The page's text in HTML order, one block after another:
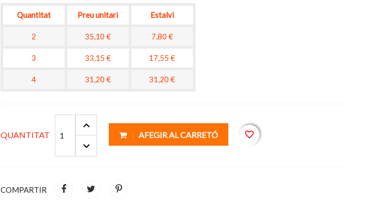
Quantitat Preu unitari Estalvi
2 35,10 € 7,80 €
3 33,15 € 17,55 €
4 31,20 € 31,20 €
QUANTITAT AFEGIR AL CARRETÓ favorite_border
COMPARTIR